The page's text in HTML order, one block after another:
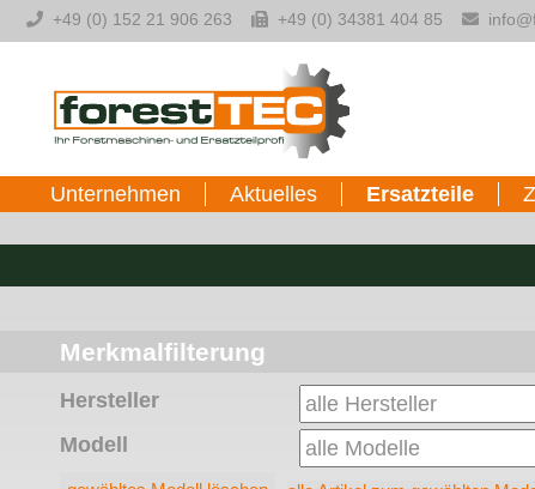
+49 (0) 152 21 906 263 +49 (0) 34381 404 85
Unternehmen
Aktuelles Ersatzteile
Merkmalfilterung
Hersteller
Modell